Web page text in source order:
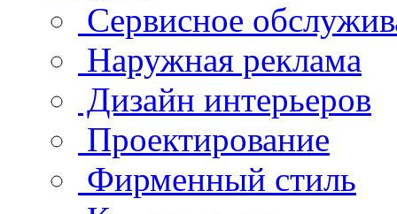
Сервисное
Наружная реклама
Дизайн интерьеров
Проектирование
Фирменный стиль